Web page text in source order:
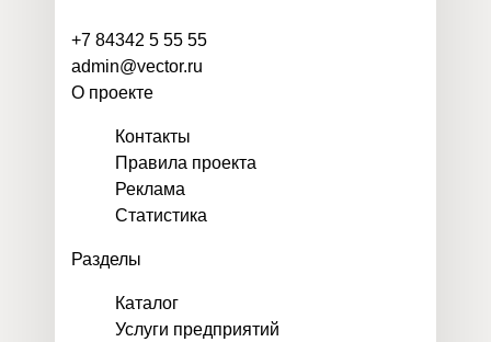
+7 84342 5 55 55
admin@vector.ru
О проекте
Контакты
Правила проекта
Реклама
Статистика
Разделы
Каталог
Услуги предприятий